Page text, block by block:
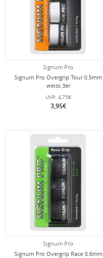
Signum Pro
Signum Pro Overgrip Tour 0.5mm
weiss 3er
UVP: 4,75€
3,95€
Signum Pro
Signum Pro Overgrip Race 0.6mm